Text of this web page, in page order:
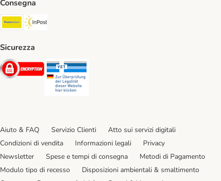
Consegna
Poste Italiane. Shipping Method
Sicurezza
Security
Aiuto & FAQ Servizio Clienti
Atto sui servizi digitali
Condizioni di vendita
Informazioni legali
Privacy
Newsletter
Spese e tempi di consegna
Metodi di Pagamento
Modulo tipo di recesso
Disposizioni ambientali & smaltimento